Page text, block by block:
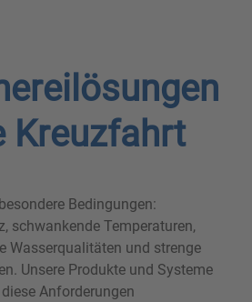
Kreuzfahrt
Bedingungen:
schwankende Temperaturen,
Wasserqualitäten und strenge
Unsere Produkte und Systeme
Anforderungen